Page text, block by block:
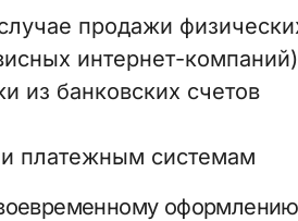
продажи
интернет-компаний)
из банковских счетов
платежным системам